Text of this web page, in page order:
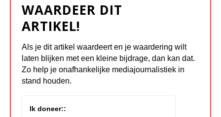
WAARDEER DIT
ARTIKEL!
Als je dit artikel waardeert en je waardering wilt
laten blijken met een kleine bijdrage, dan kan dat.
Zo help je onafhankelijke mediajournalistiek in
stand houden.
Ik doneer::